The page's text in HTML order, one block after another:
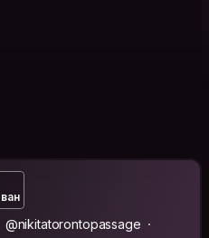
@nikitatorontopassage